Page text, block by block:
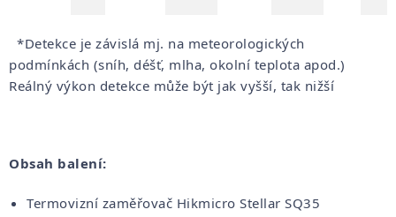
*Detekce je závislá mj. na meteorologických
podmínkách (sníh, déšť, mlha, okolní teplota apod.)
Reálný výkon detekce může být jak vyšší, tak nižší
Obsah balení:
Termovizní zaměřovač Hikmicro Stellar SQ35